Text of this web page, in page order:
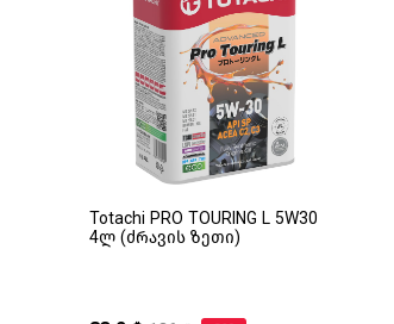
Totachi PRO TOURING L 5W30
4ლ (ძრავის ზეთი)